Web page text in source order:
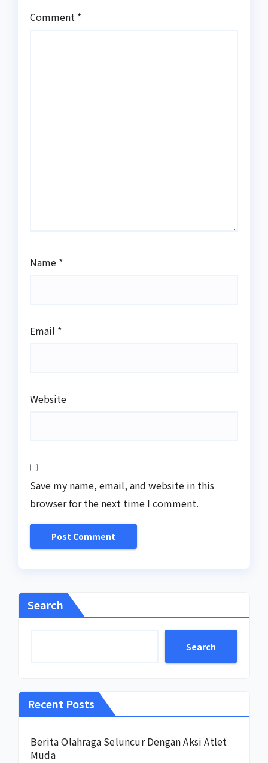
Comment *
Name *
Email *
Website
Save my name, email, and website in this
browser for the next time I comment.
Search
Search
Recent Posts
Berita Olahraga Seluncur Dengan Aksi Atlet
Muda